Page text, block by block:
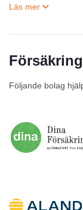
Försäkring
Följande bolag